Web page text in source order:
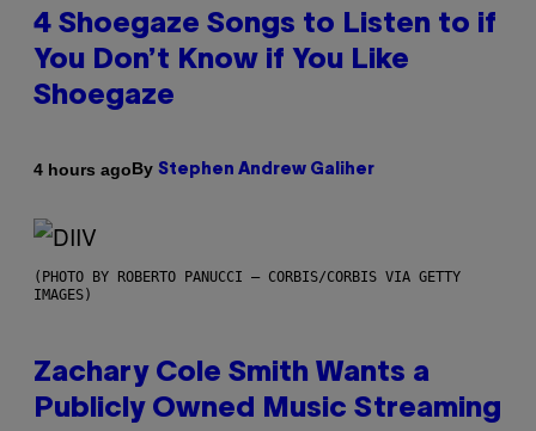
4 Shoegaze Songs to Listen to if
You Don’t Know if You Like
Shoegaze
4 hours agoBy Stephen Andrew Galiher
(PHOTO BY ROBERTO PANUCCI – CORBIS/CORBIS VIA GETTY
IMAGES)
Zachary Cole Smith Wants a
Publicly Owned Music Streaming